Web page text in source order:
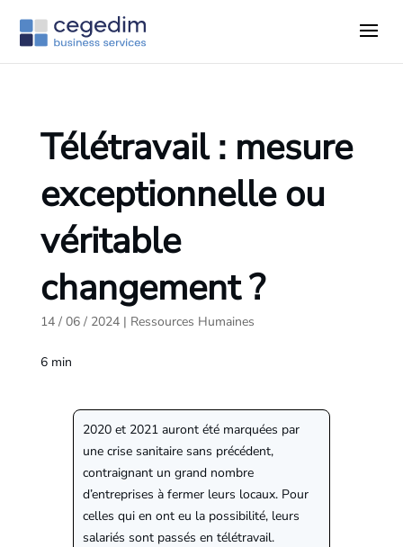
Télétravail : mesure
exceptionnelle ou
véritable
changement ?
14 / 06 / 2024| Ressources Humaines
6 min
2020 et 2021 auront été marquées par
une crise sanitaire sans précédent,
contraignant un grand nombre
d’entreprises à fermer leurs locaux. Pour
celles qui en ont eu la possibilité, leurs
salariés sont passés en télétravail.